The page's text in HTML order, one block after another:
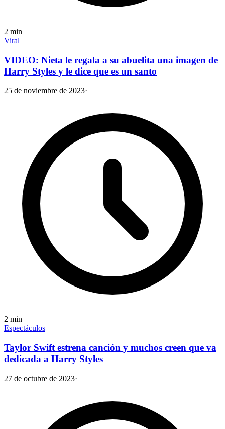
2 min
Viral
VIDEO: Nieta le regala a su abuelita una imagen de
Harry Styles y le dice que es un santo
25 de noviembre de 2023·
2 min
Espectáculos
Taylor Swift estrena canción y muchos creen que va
dedicada a Harry Styles
27 de octubre de 2023·